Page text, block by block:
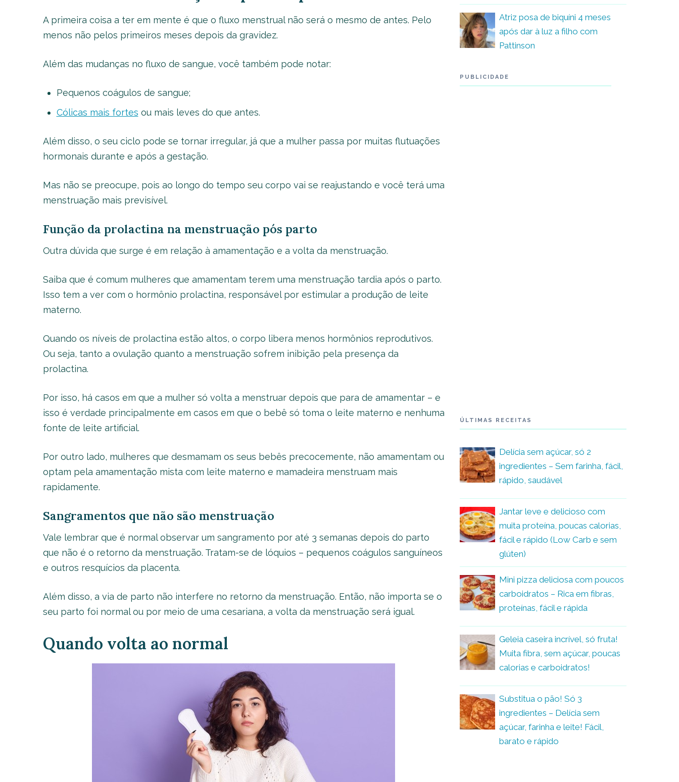
A primeira coisa a ter em mente é que o fluxo menstrual não será o mesmo de antes. Pelo
menos não pelos primeiros meses depois da gravidez.
Além das mudanças no fluxo de sangue, você também pode notar:
Pequenos coágulos de sangue;
Cólicas mais fortes ou mais leves do que antes.
Além disso, o seu ciclo pode se tornar irregular, já que a mulher passa por muitas flutuações
hormonais durante e após a gestação.
Mas não se preocupe, pois ao longo do tempo seu corpo vai se reajustando e você terá uma
menstruação mais previsível.
Função da prolactina na menstruação pós parto
Outra dúvida que surge é em relação à amamentação e a volta da menstruação.
Saiba que é comum mulheres que amamentam terem uma menstruação tardia após o parto.
Isso tem a ver com o hormônio prolactina, responsável por estimular a produção de leite
materno.
Quando os níveis de prolactina estão altos, o corpo libera menos hormônios reprodutivos.
Ou seja, tanto a ovulação quanto a menstruação sofrem inibição pela presença da
prolactina.
Por isso, há casos em que a mulher só volta a menstruar depois que para de amamentar – e
isso é verdade principalmente em casos em que o bebê só toma o leite materno e nenhuma
fonte de leite artificial.
Por outro lado, mulheres que desmamam os seus bebês precocemente, não amamentam ou
optam pela amamentação mista com leite materno e mamadeira menstruam mais
rapidamente.
Sangramentos que não são menstruação
Vale lembrar que é normal observar um sangramento por até 3 semanas depois do parto
que não é o retorno da menstruação. Tratam-se de lóquios – pequenos coágulos sanguíneos
e outros resquícios da placenta.
Além disso, a via de parto não interfere no retorno da menstruação. Então, não importa se o
seu parto foi normal ou por meio de uma cesariana, a volta da menstruação será igual.
Quando volta ao normal
Atriz posa de biquíni 4 meses
após dar à luz a filho com
Pattinson
PUBLICIDADE
ÚLTIMAS RECEITAS
Delícia sem açúcar, só 2
ingredientes – Sem farinha, fácil,
rápido, saudável
Jantar leve e delicioso com
muita proteína, poucas calorias,
fácil e rápido (Low Carb e sem
glúten)
Mini pizza deliciosa com poucos
carboidratos – Rica em fibras,
proteínas, fácil e rápida
Geleia caseira incrível, só fruta!
Muita fibra, sem açúcar, poucas
calorias e carboidratos!
Substitua o pão! Só 3
ingredientes – Delícia sem
açúcar, farinha e leite! Fácil,
barato e rápido